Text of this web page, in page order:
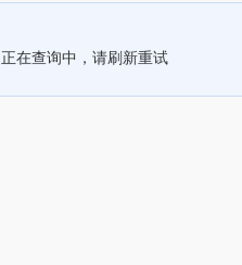
正在查询中，请刷新重试